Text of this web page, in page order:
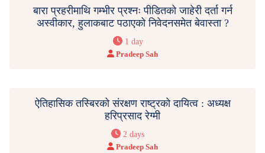
बारा प्रहरीमाथि गम्भीर प्रश्नः पीडितको जाहेरी दर्ता गर्न
अस्वीकार, हुलाकबाट पठाएको निवेदनसमेत बेवास्ता ?
1 day
Pradeep Sah
ऐतिहासिक तस्बिरको संरक्षण राष्ट्रको दायित्व : अध्यक्ष
हरिप्रसाद रेग्मी
2 days
Pradeep Sah